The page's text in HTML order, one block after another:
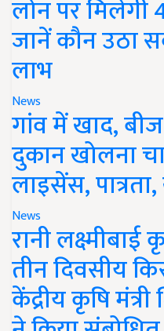
लोन पर मिलेगी
जानें कौन उठा
लाभ
News
गांव में खाद,
दुकान खोलना
लाइसेंस,
News
रानी लक्ष्मीबाई
तीन दिवसीय
केंद्रीय कृषि